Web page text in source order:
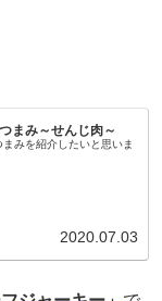
まみ～せんじ肉～
みを紹介したいと思いま
2020.07.03